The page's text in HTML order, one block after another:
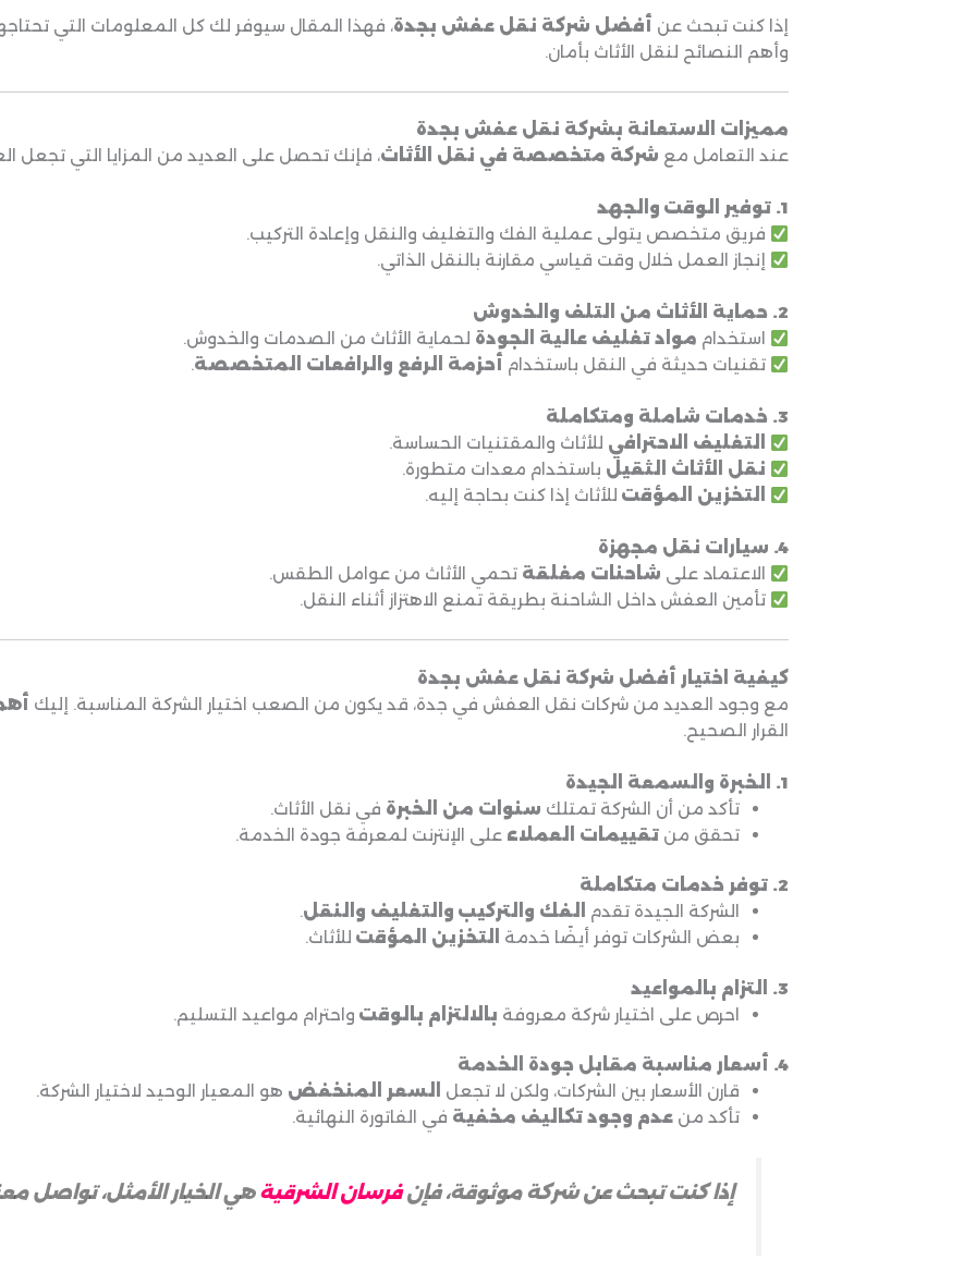
إذا كنت تبحث عن أفضل شركة نقل عفش بجدة، فهذا المقال سيوفر لك كل المعلومات التي
وأهم النصائح لنقل الأثاث بأمان.
مميزات الاستعانة بشركة نقل عفش بجدة
عند التعامل مع شركة متخصصة في نقل الأثاث، فإنك تحصل على العديد من المزايا التي تجعل
1. توفير الوقت والجهد
فريق متخصص يتولى عملية الفك والتغليف والنقل وإعادة التركيب.
إنجاز العمل خلال وقت قياسي مقارنة بالنقل الذاتي.
2. حماية الأثاث من التلف والخدوش
استخدام مواد تغليف عالية الجودة لحماية الأثاث من الصدمات والخدوش.
تقنيات حديثة في النقل باستخدام أحزمة الرفع والرافعات المتخصصة.
3. خدمات شاملة ومتكاملة
التغليف الاحترافي للأثاث والمقتنيات الحساسة.
نقل الأثاث الثقيل باستخدام معدات متطورة.
التخزين المؤقت للأثاث إذا كنت بحاجة إليه.
4. سيارات نقل مجهزة
الاعتماد على شاحنات مغلقة تحمي الأثاث من عوامل الطقس.
تأمين العفش داخل الشاحنة بطريقة تمنع الاهتزاز أثناء النقل.
كيفية اختيار أفضل شركة نقل عفش بجدة
مع وجود العديد من شركات نقل العفش في جدة، قد يكون من الصعب اختيار الشركة المناسبة. إليك
القرار الصحيح.
1. الخبرة والسمعة الجيدة
تأكد من أن الشركة تمتلك سنوات من الخبرة في نقل الأثاث.
تحقق منتقييمات العملاء على الإنترنت لمعرفة جودة الخدمة.
2. توفر خدمات متكاملة
الشركة الجيدة تقدم
الفك والتركيب والتغليف والنقل.
بعض الشركات توفر أيضًا خدمة
التخزين المؤقت للأثاث.
3. التزام بالمواعيد
احرص على اختيار شركة معروفة بالالتزام بالوقت واحترام مواعيد التسليم.
4. أسعار مناسبة مقابل جودة الخدمة
قارن الأسعار بين الشركات، ولكن لا تجعل
السعر المنخفض هو المعيار الوحيد لاختيار الشركة.
تأكد منعدم وجود تكاليف مخفية في الفاتورة النهائية.
إذا كنت تبحث عن شركة موثوقة، فإنفرسان الشرقية هي الخيار الأمثل، تواصل معنا الآن: